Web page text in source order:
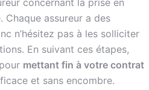
concernant la prise en
assureur a des
n’hésitez pas à les solliciter
En suivant ces étapes,
mettant fin à votre contrat
et sans encombre.